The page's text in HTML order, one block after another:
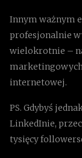
Innym ważnym
profesjonalnie
wielokrotnie –
internetowej.
PS. Gdybyś
LinkedInie,
tysięcy